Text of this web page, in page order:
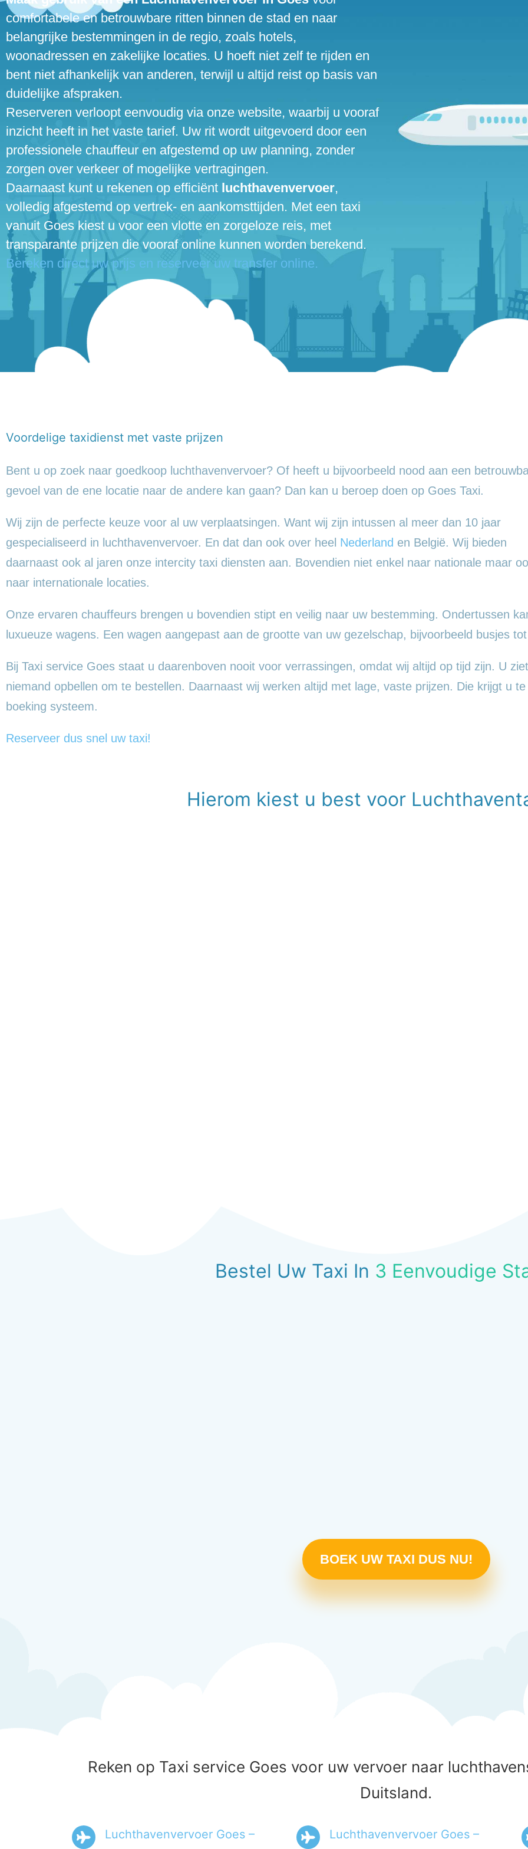
comfortabele en betrouwbare ritten binnen de stad en naar
belangrijke bestemmingen in de regio, zoals hotels,
woonadressen en zakelijke locaties. U hoeft niet zelf te rijden en
bent niet afhankelijk van anderen, terwijl u altijd reist op basis van
duidelijke afspraken.
Reserveren verloopt eenvoudig via onze website, waarbij u vooraf
inzicht heeft in het vaste tarief. Uw rit wordt uitgevoerd door een
professionele chauffeur en afgestemd op uw planning, zonder
zorgen over verkeer of mogelijke vertragingen.
Daarnaast kunt u rekenen op efficiënt luchthavenvervoer,
volledig afgestemd op vertrek- en aankomsttijden. Met een taxi
vanuit Goes kiest u voor een vlotte en zorgeloze reis, met
transparante prijzen die vooraf online kunnen worden berekend.
Bereken direct uw prijs en reserveer uw transfer online.
Voordelige taxidienst met vaste prijzen
Bent u op zoek naar goedkoop luchthavenvervoer? Of heeft u bijvoorbeeld nood aan een
gevoel van de ene locatie naar de andere kan gaan? Dan kan u beroep doen op Goes Taxi.
Wij zijn de perfecte keuze voor al uw verplaatsingen. Want wij zijn intussen al meer dan 10 jaar
gespecialiseerd in luchthavenvervoer. En dat dan ook over heel Nederland en België. Wij bieden
daarnaast ook al jaren onze intercity taxi diensten aan. Bovendien niet enkel naar nationale maar
naar internationale locaties.
Onze ervaren chauffeurs brengen u bovendien stipt en veilig naar uw bestemming. Ondertussen
luxueuze wagens. Een wagen aangepast aan de grootte van uw gezelschap, bijvoorbeeld busjes
Bij Taxi service Goes staat u daarenboven nooit voor verrassingen, omdat wij altijd op tijd zijn. U
niemand opbellen om te bestellen. Daarnaast wij werken altijd met lage, vaste prijzen. Die krijgt u
boeking systeem.
Reserveer dus snel uw taxi!
Hierom kiest u best voor
Bestel Uw Taxi In 3 Eenvoudige
BOEK UW TAXI DUS NU!
Reken op Taxi service Goes voor uw vervoer naar
Duitsland.
Luchthavenvervoer Goes –
Luchthavenvervoer Goes –